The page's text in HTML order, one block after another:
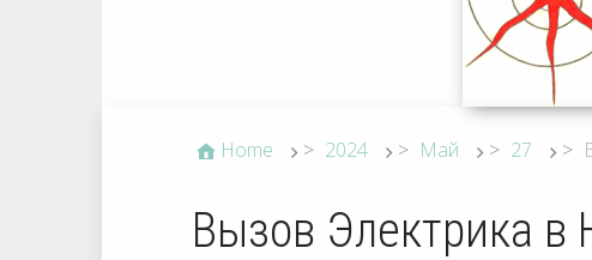
Home > 2024 > Май > 27 >
Вызов Электрика в